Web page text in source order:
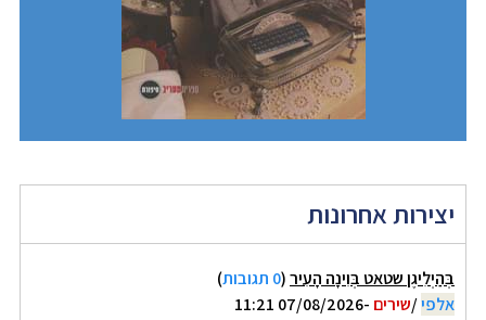
יצירות אחרונות
בְּהַיְלִיגֶן שטאט בְּוִינָה הָעִיר(0 תגובות
)
אלפי/שירים -07/08/2026 11:21